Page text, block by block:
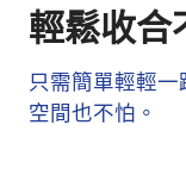
輕鬆收合
只需簡單輕輕
空間也不怕。